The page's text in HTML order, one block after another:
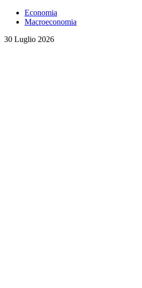
Economia
Macroeconomia
30 Luglio 2026